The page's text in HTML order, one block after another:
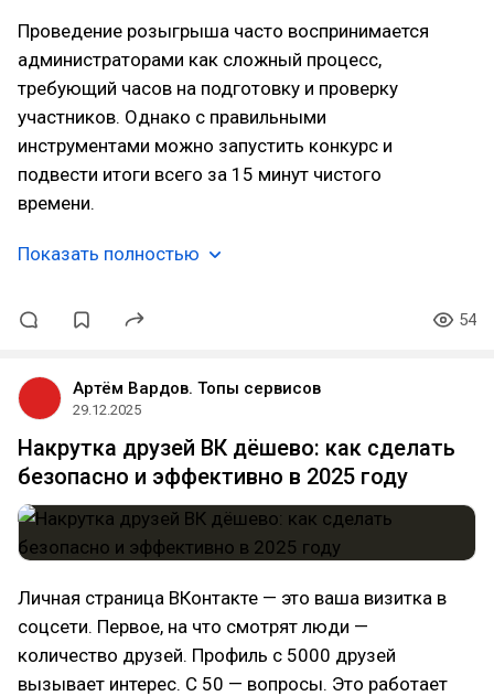
Проведение розыгрыша часто воспринимается
администраторами как сложный процесс,
требующий часов на подготовку и проверку
участников. Однако с правильными
инструментами можно запустить конкурс и
подвести итоги всего за 15 минут чистого
времени.
Показать полностью
54
Артём Вардов. Топы сервисов
29.12.2025
Накрутка друзей ВК дёшево: как сделать
безопасно и эффективно в 2025 году
Личная страница ВКонтакте — это ваша визитка в
соцсети. Первое, на что смотрят люди —
количество друзей. Профиль с 5000 друзей
вызывает интерес. С 50 — вопросы. Это работает